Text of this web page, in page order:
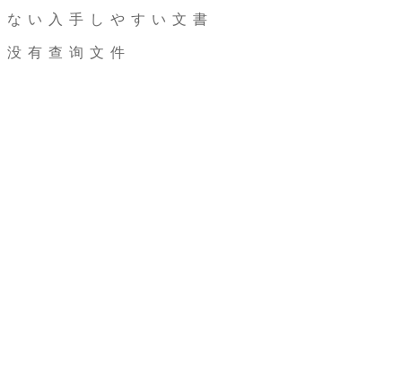
ない入手しやすい文書
没有查询文件